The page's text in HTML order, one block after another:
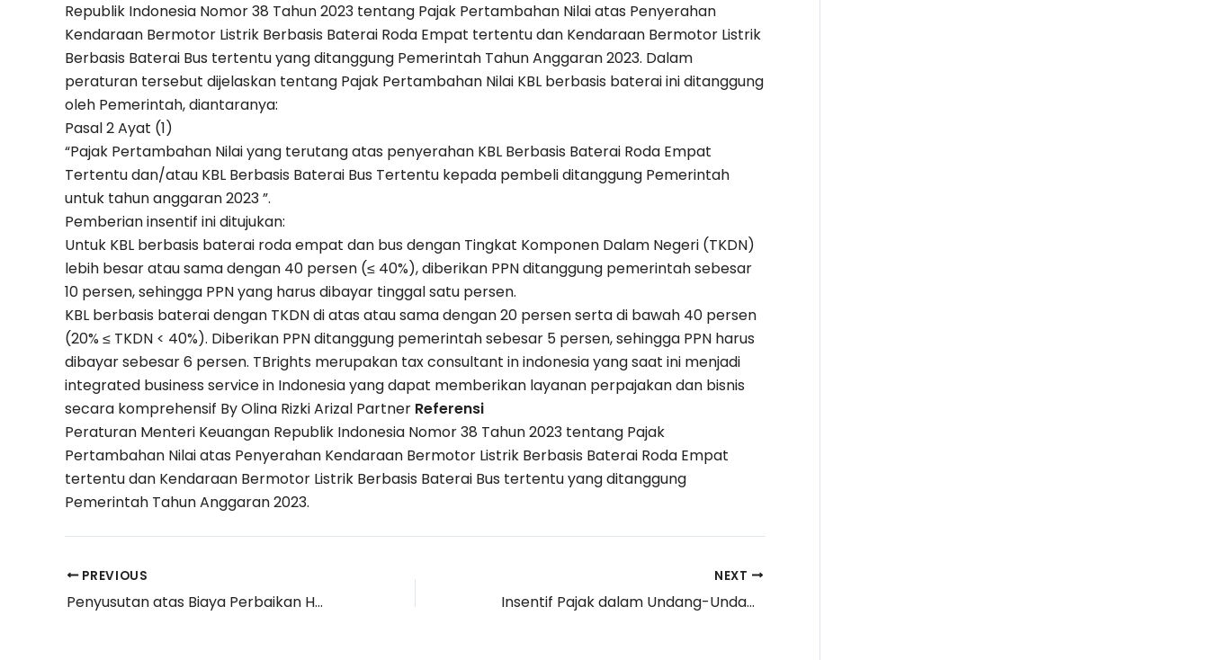
Republik Indonesia Nomor 38 Tahun 2023 tentang Pajak Pertambahan Nilai atas Penyerahan
Kendaraan Bermotor Listrik Berbasis Baterai Roda Empat tertentu dan Kendaraan Bermotor Listrik
Berbasis Baterai Bus tertentu yang ditanggung Pemerintah Tahun Anggaran 2023. Dalam
peraturan tersebut dijelaskan tentang Pajak Pertambahan Nilai KBL berbasis baterai ini ditanggung
oleh Pemerintah, diantaranya:
Pasal 2 Ayat (1)
“Pajak Pertambahan Nilai yang terutang atas penyerahan KBL Berbasis Baterai Roda Empat
Tertentu dan/atau KBL Berbasis Baterai Bus Tertentu kepada pembeli ditanggung Pemerintah
untuk tahun anggaran 2023 ”.
Pemberian insentif ini ditujukan:
Untuk KBL berbasis baterai roda empat dan bus dengan Tingkat Komponen Dalam Negeri (TKDN)
lebih besar atau sama dengan 40 persen (≤ 40%), diberikan PPN ditanggung pemerintah sebesar
10 persen, sehingga PPN yang harus dibayar tinggal satu persen.
KBL berbasis baterai dengan TKDN di atas atau sama dengan 20 persen serta di bawah 40 persen
(20% ≤ TKDN < 40%). Diberikan PPN ditanggung pemerintah sebesar 5 persen, sehingga PPN harus
dibayar sebesar 6 persen. TBrights merupakan tax consultant in indonesia yang saat ini menjadi
integrated business service in Indonesia yang dapat memberikan layanan perpajakan dan bisnis
secara komprehensif By Olina Rizki Arizal Partner Referensi
Peraturan Menteri Keuangan Republik Indonesia Nomor 38 Tahun 2023 tentang Pajak
Pertambahan Nilai atas Penyerahan Kendaraan Bermotor Listrik Berbasis Baterai Roda Empat
tertentu dan Kendaraan Bermotor Listrik Berbasis Baterai Bus tertentu yang ditanggung
Pemerintah Tahun Anggaran 2023.
PREVIOUS
Penyusutan atas Biaya Perbaikan Harta Berwujud
NEXT
Insentif Pajak dalam Undang-Undang Kesehatan